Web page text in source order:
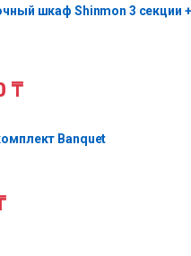
шкаф Shinmon 3 секции
₸
Banquet